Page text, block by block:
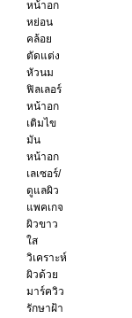
หน้าอก
หย่อน
คล้อย
ตัดแต่ง
หัวนม
ฟิลเลอร์
หน้าอก
เติมไข
มัน
หน้าอก
เลเซอร์/
ดูแลผิว
แพคเกจ
ผิวขาว
ใส
วิเคราะห์
ผิวด้วย
มาร์ควิว
รักษาฝ้า